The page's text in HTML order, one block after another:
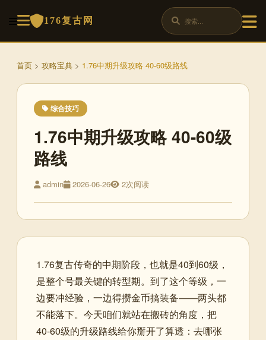
176复古网
首页 > 攻略宝典 > 1.76中期升级攻略 40-60级路线
综合技巧
1.76中期升级攻略 40-60级
路线
admin 2026-06-26 2次阅读
1.76复古传奇的中期阶段，也就是40到60级，
是整个号最关键的转型期。到了这个等级，一
边要冲经验，一边得攒金币搞装备——两头都
不能落下。今天咱们就站在搬砖的角度，把
40-60级的升级路线给你掰开了算透：去哪张